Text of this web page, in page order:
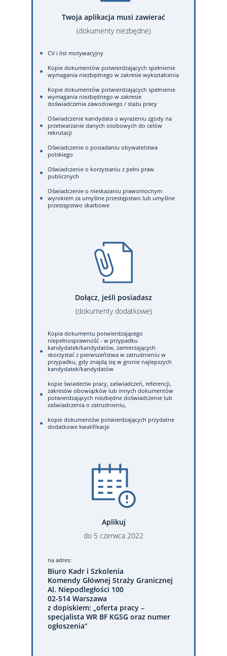
Twoja aplikacja musi zawierać
(dokumenty niezbędne)
CV i list motywacyjny
Kopie dokumentów potwierdzających spełnienie
wymagania niezbędnego w zakresie wykształcenia
Kopie dokumentów potwierdzających spełnienie
wymagania niezbędnego w zakresie
doświadczenia zawodowego / stażu pracy
Oświadczenie kandydata o wyrażeniu zgody na
przetwarzanie danych osobowych do celów
rekrutacji
Oświadczenie o posiadaniu obywatelstwa
polskiego
Oświadczenie o korzystaniu z pełni praw
publicznych
Oświadczenie o nieskazaniu prawomocnym
wyrokiem za umyślne przestępstwo lub umyślne
przestępstwo skarbowe
Dołącz, jeśli posiadasz
(dokumenty dodatkowe)
Kopia dokumentu potwierdzającego
niepełnosprawność - w przypadku
kandydatek/kandydatów, zamierzających
skorzystać z pierwszeństwa w zatrudnieniu w
przypadku, gdy znajdą się w gronie najlepszych
kandydatek/kandydatów
kopie świadectw pracy, zaświadczeń, referencji,
zakresów obowiązków lub innych dokumentów
potwierdzających niezbędne doświadczenie lub
zaświadczenia o zatrudnieniu,
kopie dokumentów potwierdzających przydatne
dodatkowe kwalifikacje
Aplikuj
do 5 czerwca 2022
na adres:
Biuro Kadr i Szkolenia
Komendy Głównej Straży Granicznej
Al. Niepodległości 100
02-514 Warszawa
z dopiskiem: „oferta pracy –
specjalista WR BF KGSG oraz numer
ogłoszenia”